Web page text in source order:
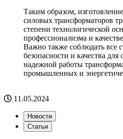
Таким образом,
силовых трансформаторов
степени технологической
профессионализма и
Важно также соблюдать все
безопасности и качества для
надежной работы
промышленных и
11.05.2024
Новости
Статьи